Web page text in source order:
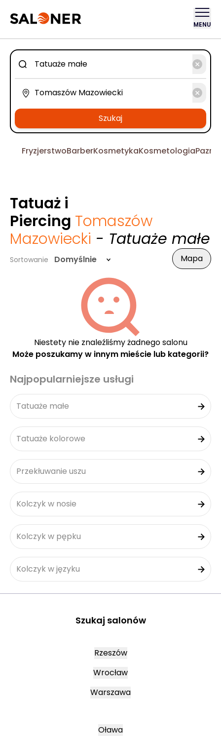
MENU
Szukaj
FryzjerstwoBarberKosmetykaKosmetologia
Tatuaż i
Piercing Tomaszów
Mazowiecki - Tatuaże małe
Sortowanie Domyślnie Mapa
Niestety nie znaleźliśmy żadnego salonu
Może poszukamy w innym mieście lub kategorii?
Najpopularniejsze usługi
Tatuaże małe
Tatuaże kolorowe
Przekłuwanie uszu
Kolczyk w nosie
Kolczyk w pępku
Kolczyk w języku
Szukaj salonów
Rzeszów
Wrocław
Warszawa
Oława